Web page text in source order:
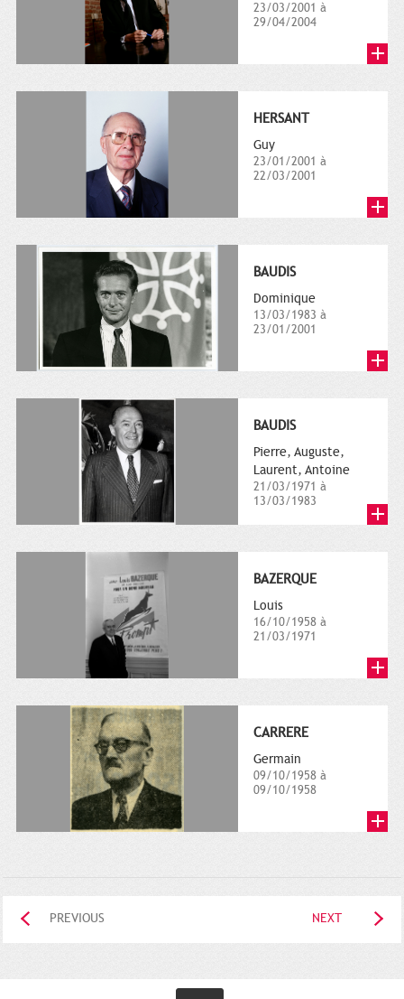
23/03/2001 à
29/04/2004
HERSANT
Guy
23/01/2001 à
22/03/2001
BAUDIS
Dominique
13/03/1983 à
23/01/2001
BAUDIS
Pierre, Auguste,
Laurent, Antoine
21/03/1971 à
13/03/1983
BAZERQUE
Louis
16/10/1958 à
21/03/1971
CARRERE
Germain
09/10/1958 à
09/10/1958
PREVIOUS NEXT